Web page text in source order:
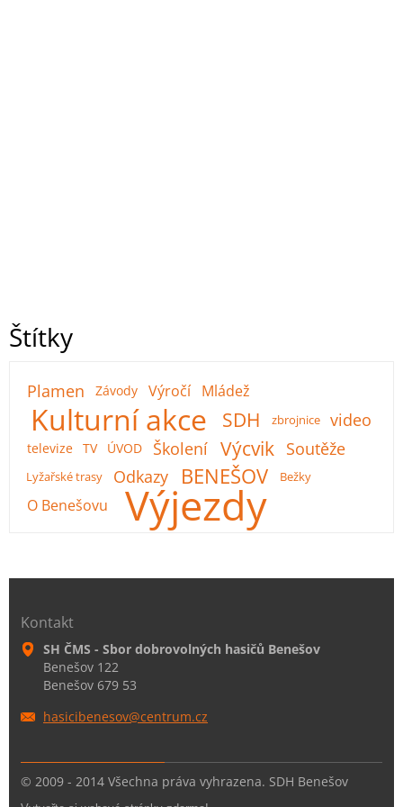
Štítky
Plamen Závody Výročí Mládež
Kulturní akce SDH zbrojnice video
televize TV ÚVOD Školení Výcvik Soutěže
Lyžařské trasy Odkazy BENEŠOV Bežky
O Benešovu Výjezdy
Kontakt
SH ČMS - Sbor dobrovolných hasičů Benešov
Benešov 122
Benešov 679 53
hasicibenesov@centrum.cz
© 2009 - 2014 Všechna práva vyhrazena. SDH Benešov